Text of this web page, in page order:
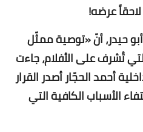
لاحقاً عرضه!
حيدر، أنّ «توصية ممثّل
تُشرف على الأفلام، جاءت
أحمد الحجّار أصدر القرار
الأسباب الكافية التي